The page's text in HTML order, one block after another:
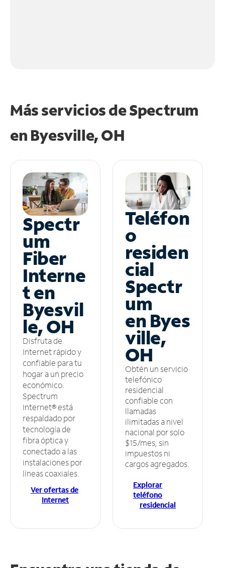
Más servicios de Spectrum
en Byesville, OH
Spectr
um
Fiber
Interne
t en
Byesvil
le, OH
Disfruta de
Internet rápido y
confiable para tu
hogar a un precio
económico.
Spectrum
Internet® está
respaldado por
tecnología de
fibra óptica y
conectado a las
instalaciones por
líneas coaxiales.
Ver ofertas de
Internet
Teléfon
o
residen
cial
Spectr
um
en Byes
ville,
OH
Obtén un servicio
telefónico
residencial
confiable con
llamadas
ilimitadas a nivel
nacional por solo
$15/mes, sin
impuestos ni
cargos agregados.
Explorar
teléfono
residencial